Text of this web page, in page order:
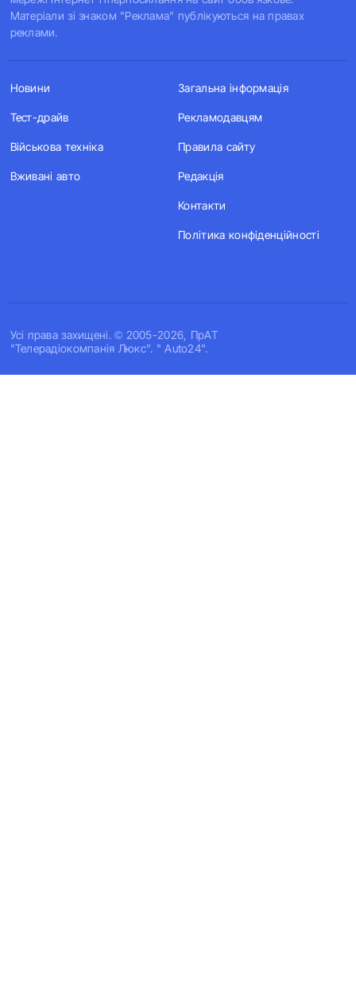
Матеріали зі знаком "Реклама" публікуються на правах
реклами.
Усi права захищенi. © 2005-2026, ПрАТ
"Телерадіокомпанія Люкс". " Auto24".
Новини
Тест-драйв
Військова техніка
Вживані авто
Загальна інформація
Рекламодавцям
Правила сайту
Редакція
Контакти
Політика конфіденційності